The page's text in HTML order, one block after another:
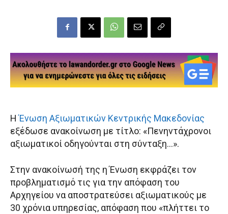
ΗΈνωση Αξιωματικών Κεντρικής Μακεδονίας
εξέδωσε ανακοίνωση με τίτλο: «Πενηντάχρονοι
αξιωματικοί οδηγούνται στη σύνταξη…».
Στην ανακοίνωσή της η Ένωση εκφράζει τον
προβληματισμό τις για την απόφαση του
Αρχηγείου να αποστρατεύσει αξιωματικούς με
30 χρόνια υπηρεσίας, απόφαση που «πλήττει το